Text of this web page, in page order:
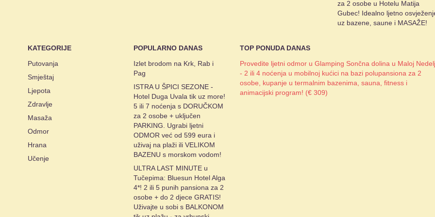
za 2 osobe u Hotelu Matija
Gubec! Idealno ljetno
uz bazene, saune i MASAŽE!
KATEGORIJE
Putovanja
Smještaj
Ljepota
Zdravlje
Masaža
Odmor
Hrana
Učenje
POPULARNO DANAS
Izlet brodom na Krk, Rab i
Pag
ISTRA U ŠPICI SEZONE -
Hotel Duga Uvala tik uz more!
5 ili 7 noćenja s DORUČKOM
za 2 osobe + uključen
PARKING. Ugrabi ljetni
ODMOR već od 599 eura i
uživaj na plaži ili VELIKOM
BAZENU s morskom vodom!
ULTRA LAST MINUTE u
Tučepima: Bluesun Hotel Alga
4*! 2 ili 5 punih pansiona za 2
osobe + do 2 djece GRATIS!
Uživajte u sobi s BALKONOM
TOP PONUDA DANAS
Provedite ljetni odmor u Glamping Sončna dolina u Maloj
- 2 ili 4 noćenja u mobilnoj kućici na bazi polupansiona za 2
osobe, kupanje u termalnim bazenima, sauna, fitness i
animacijski program! (€ 309)